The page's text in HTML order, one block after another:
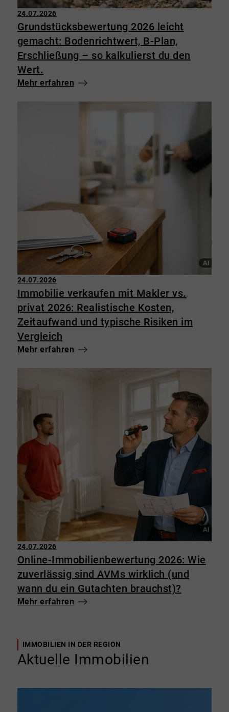
24.07.2026
Grundstücksbewertung 2026 leicht
gemacht: Bodenrichtwert, B-Plan,
Erschließung – so kalkulierst du den
Wert.
Mehr erfahren
24.07.2026
Immobilie verkaufen mit Makler vs.
privat 2026: Realistische Kosten,
Zeitaufwand und typische Risiken im
Vergleich
Mehr erfahren
24.07.2026
Online-Immobilienbewertung 2026: Wie
zuverlässig sind AVMs wirklich (und
wann du ein Gutachten brauchst)?
Mehr erfahren
IMMOBILIEN IN DER REGION
Aktuelle Immobilien